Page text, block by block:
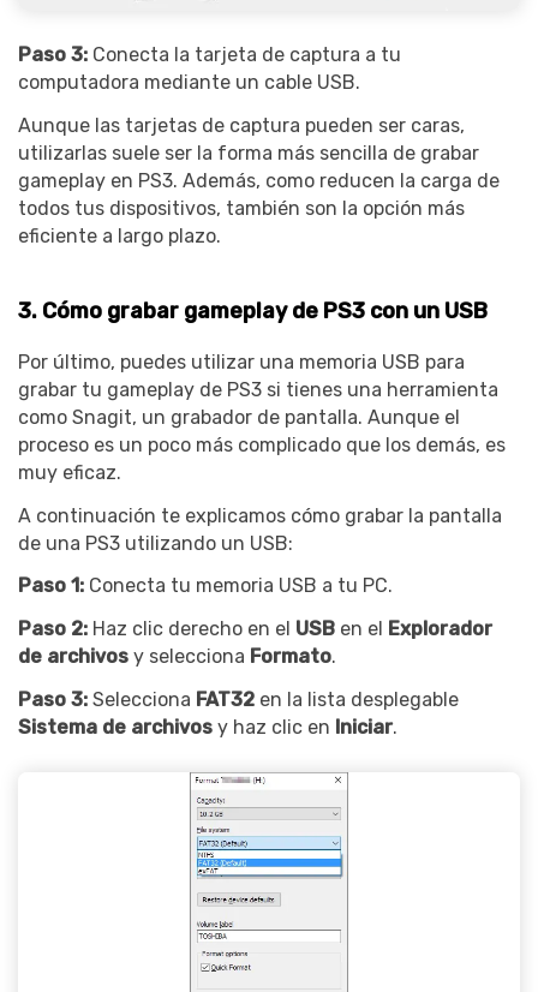
Paso 3: Conecta la tarjeta de captura a tu
computadora mediante un cable USB.
Aunque las tarjetas de captura pueden ser caras,
utilizarlas suele ser la forma más sencilla de grabar
gameplay en PS3. Además, como reducen la carga de
todos tus dispositivos, también son la opción más
eficiente a largo plazo.
3. Cómo grabar gameplay de PS3 con un USB
Por último, puedes utilizar una memoria USB para
grabar tu gameplay de PS3 si tienes una herramienta
como Snagit, un grabador de pantalla. Aunque el
proceso es un poco más complicado que los demás, es
muy eficaz.
A continuación te explicamos cómo grabar la pantalla
de una PS3 utilizando un USB:
Paso 1: Conecta tu memoria USB a tu PC.
Paso 2: Haz clic derecho en el USB en el Explorador
de archivos y selecciona Formato.
Paso 3: Selecciona FAT32 en la lista desplegable
Sistema de archivos y haz clic en Iniciar.